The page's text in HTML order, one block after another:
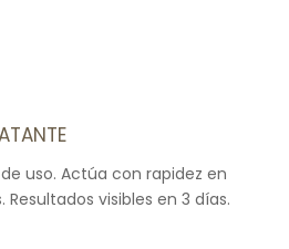
uso. Actúa con rapidez en
visibles en 3 días.